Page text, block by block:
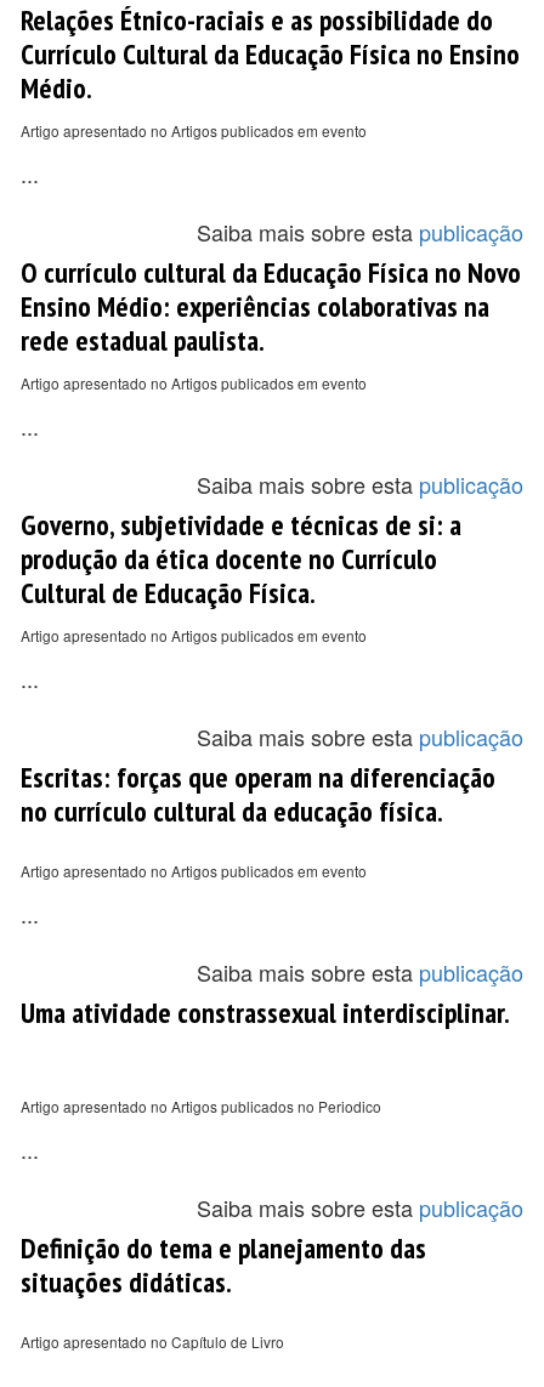
Relações Étnico-raciais e as possibilidade do
Currículo Cultural da Educação Física no Ensino
Médio.
Artigo apresentado no Artigos publicados em evento
...
Saiba mais sobre esta publicação
O currículo cultural da Educação Física no Novo
Ensino Médio: experiências colaborativas na
rede estadual paulista.
Artigo apresentado no Artigos publicados em evento
...
Saiba mais sobre esta publicação
Governo, subjetividade e técnicas de si: a
produção da ética docente no Currículo
Cultural de Educação Física.
Artigo apresentado no Artigos publicados em evento
...
Saiba mais sobre esta publicação
Escritas: forças que operam na diferenciação
no currículo cultural da educação física.
Artigo apresentado no Artigos publicados em evento
...
Saiba mais sobre esta publicação
Uma atividade constrassexual interdisciplinar.
Artigo apresentado no Artigos publicados no Periodico
...
Saiba mais sobre esta publicação
Definição do tema e planejamento das
situações didáticas.
Artigo apresentado no Capítulo de Livro